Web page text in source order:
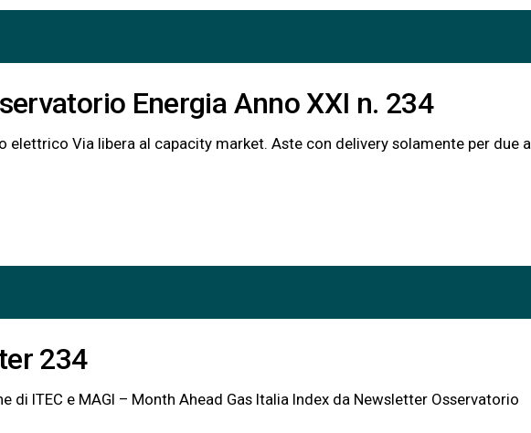
Energia Anno XXI n. 234
numero: Mercato elettrico Via libera al capacity market. Aste con delivery solamente per due a
234
di ITEC e MAGI – Month Ahead Gas Italia Index da Newsletter Osservatorio